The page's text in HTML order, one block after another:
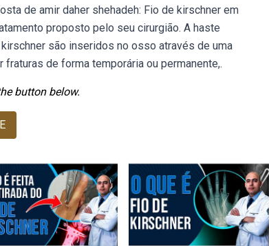
de amir daher shehadeh: Fio de kirschner em
proposto pelo seu cirurgião. A haste
são inseridos no osso através de uma
de forma temporária ou permanente,.
button below.